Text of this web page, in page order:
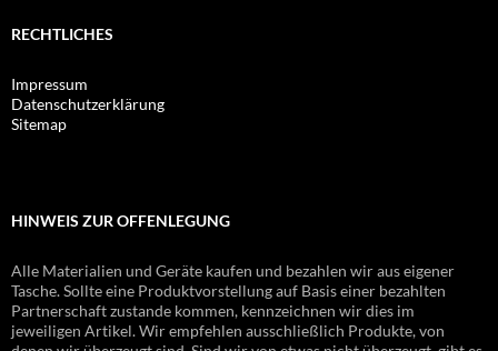
RECHTLICHES
Impressum
Datenschutzerklärung
Sitemap
HINWEIS ZUR OFFENLEGUNG
Alle Materialien und Geräte kaufen und bezahlen wir aus eigener
Tasche. Sollte eine Produktvorstellung auf Basis einer bezahlten
Partnerschaft zustande kommen, kennzeichnen wir dies im
jeweiligen Artikel. Wir empfehlen ausschließlich Produkte, von